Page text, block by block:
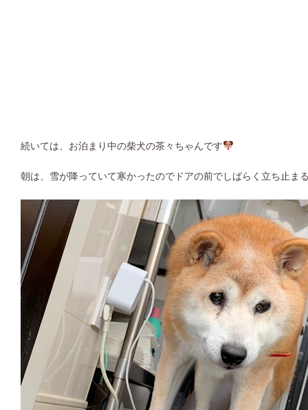
続いては、お泊まり中の柴犬の茶々ちゃんです
朝は、雪が降っていて寒かったのでドアの前でしばらく立ち止ま